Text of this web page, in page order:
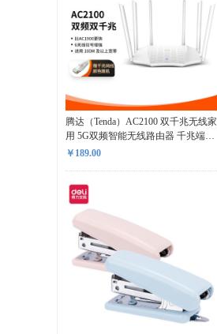
腾达（Tenda）AC2100 双千兆无线家
用 5G双频智能无线路由器 千兆端口
光纤宽带WIFI穿墙 路由器千兆
￥189.00